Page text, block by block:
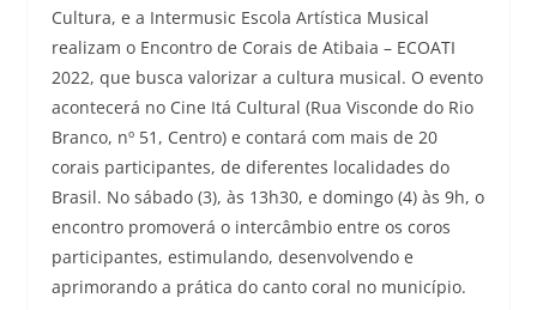
Cultura, e a Intermusic Escola Artística Musical
realizam o Encontro de Corais de Atibaia – ECOATI
2022, que busca valorizar a cultura musical. O evento
acontecerá no Cine Itá Cultural (Rua Visconde do Rio
Branco, nº 51, Centro) e contará com mais de 20
corais participantes, de diferentes localidades do
Brasil. No sábado (3), às 13h30, e domingo (4) às 9h, o
encontro promoverá o intercâmbio entre os coros
participantes, estimulando, desenvolvendo e
aprimorando a prática do canto coral no município.